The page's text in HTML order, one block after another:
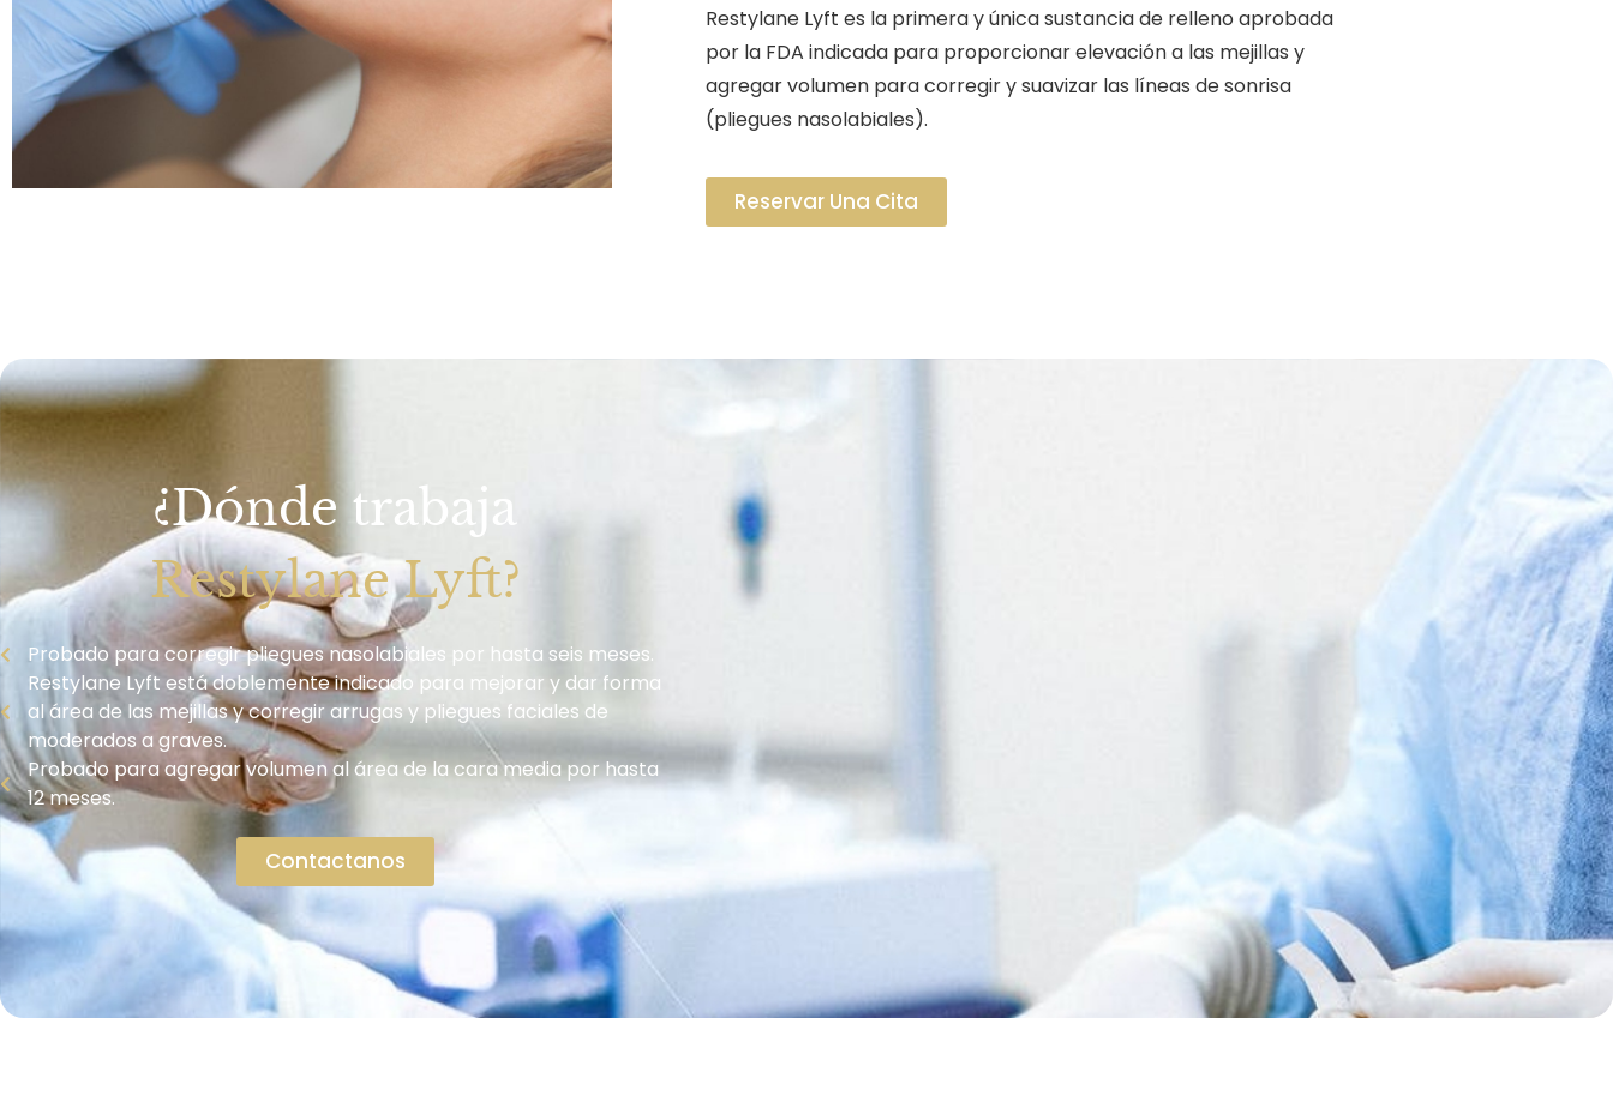
Restylane Lyft es la primera y única sustancia de relleno aprobada
por la FDA indicada para proporcionar elevación a las mejillas y
agregar volumen para corregir y suavizar las líneas de sonrisa
(pliegues nasolabiales).
Reservar Una Cita
¿Dónde trabaja
Restylane Lyft?
Probado para corregir pliegues nasolabiales por hasta seis meses.
Restylane Lyft está doblemente indicado para mejorar y dar forma
al área de las mejillas y corregir arrugas y pliegues faciales de
moderados a graves.
Probado para agregar volumen al área de la cara media por hasta
12 meses.
Contactanos